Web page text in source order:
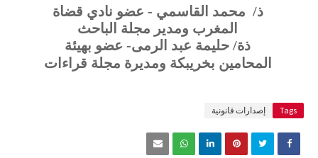
ذ/ محمد القاسمي - عضو نادي قضاة
المغرب ومدير مجلة الباحث
ذة/ حليمة عبد الرمى- عضو بهيئة
المحامين بخريبكة ومديرة مجلة قراءات
Tags إصدارات قانونية